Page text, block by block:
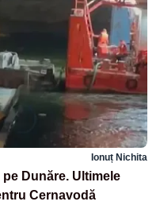
Ionuț Nichita
Dunăre. Ultimele
Cernavodă